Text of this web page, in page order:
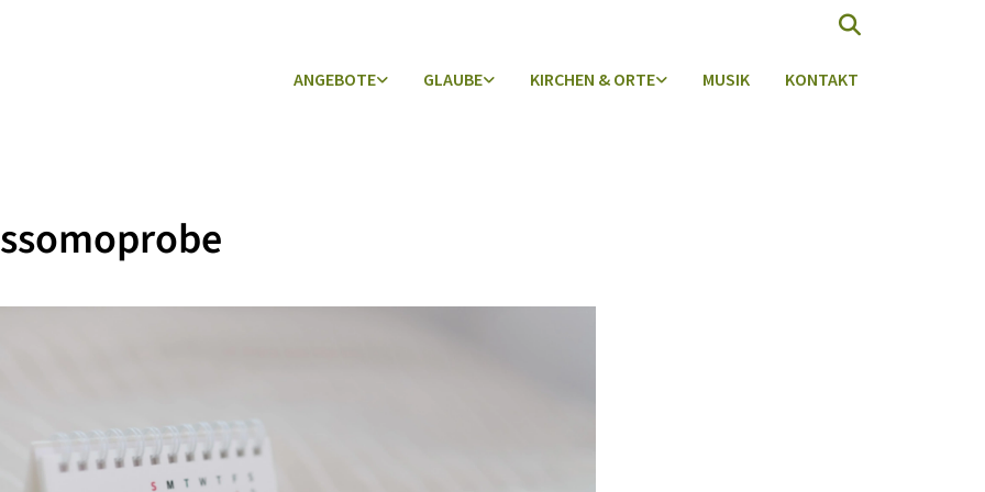
ANGEBOTE GLAUBE KIRCHEN & ORTE MUSIK KONTAKT